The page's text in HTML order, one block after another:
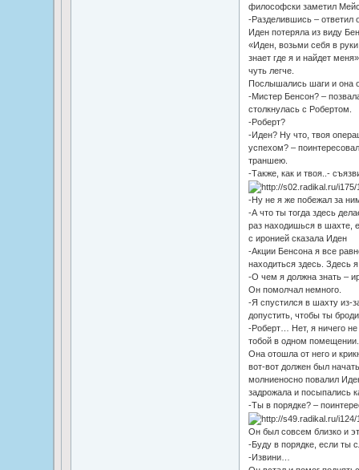
философски заметил
-Разделившись – ответил
Иден потеряла из виду
«Иден, возьми себя в
знает где я и найдет
чуть легче.
Послышались шаги и она
-Мистер Бенсон? –
столкнулась с Робертом.
-Роберт?
-Иден? Ну что, твоя
успехом? –
траншею.
-Также, как и твоя..-
-Ну не я же побежал за
-А что ты тогда здесь
раз находишься в шахте,
с иронией сказала Иден
-Акции Бенсона я все
находиться здесь. Здесь
-О чем я должна знать –
Он помолчал немного.
-Я спустился в шахту из-
допустить, чтобы ты
-Роберт… Нет, я ничего
тобой в одном помещении.
Она отошла от него и
вот-вот должен был
молниеносно повалил
задрожала и посыпались
-Ты в порядке? –
Он был совсем близко и
-Буду в порядке, если ты
-Извини…